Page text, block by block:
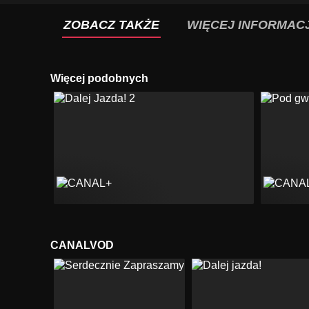
ZOBACZ TAKŻE WIĘCEJ
Więcej podobnych
CANALVOD